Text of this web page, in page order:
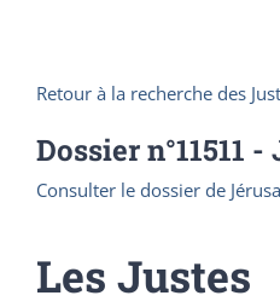
Retour à la recherche des
Dossier n°11511 -
Consulter le dossier de
Les Justes